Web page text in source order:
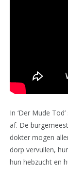
In ‘Der Mude
af. De
dokter mogen
dorp vervullen,
hun hebzucht en